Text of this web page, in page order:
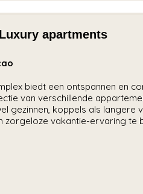
apartments
biedt een ontspannen en
van verschillende
gezinnen, koppels als langere
zorgeloze vakantie-ervaring te